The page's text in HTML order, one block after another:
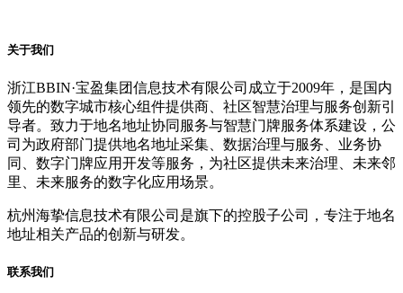
关于我们
浙江BBIN·宝盈集团信息技术有限公司成立于2009年，是国内
领先的数字城市核心组件提供商、社区智慧治理与服务创新引
导者。致力于地名地址协同服务与智慧门牌服务体系建设，公
司为政府部门提供地名地址采集、数据治理与服务、业务协
同、数字门牌应用开发等服务，为社区提供未来治理、未来邻
里、未来服务的数字化应用场景。
杭州海挚信息技术有限公司是旗下的控股子公司，专注于地名
地址相关产品的创新与研发。
联系我们